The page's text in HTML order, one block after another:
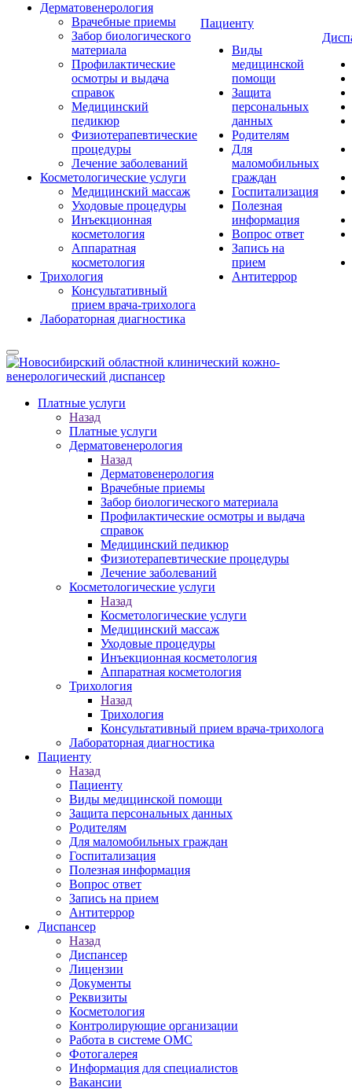
Дерматовенерология
Врачебные приемы
Забор биологического
материала
Профилактические
осмотры и выдача
справок
Медицинский
педикюр
Физиотерапевтические
процедуры
Лечение заболеваний
Косметологические услуги
Медицинский массаж
Уходовые процедуры
Инъекционная
косметология
Аппаратная
косметология
Трихология
Консультативный
прием врача-трихолога
Лабораторная диагностика
Пациенту
Виды
медицинской
помощи
Защита
персональных
данных
Родителям
Для
маломобильных
граждан
Госпитализация
Полезная
информация
Вопрос ответ
Запись на
прием
Антитеррор
Платные услуги
Назад
Платные услуги
Дерматовенерология
Назад
Дерматовенерология
Врачебные приемы
Забор биологического материала
Профилактические осмотры и выдача
справок
Медицинский педикюр
Физиотерапевтические процедуры
Лечение заболеваний
Косметологические услуги
Назад
Косметологические услуги
Медицинский массаж
Уходовые процедуры
Инъекционная косметология
Аппаратная косметология
Трихология
Назад
Трихология
Консультативный прием врача-трихолога
Лабораторная диагностика
Пациенту
Назад
Пациенту
Виды медицинской помощи
Защита персональных данных
Родителям
Для маломобильных граждан
Госпитализация
Полезная информация
Вопрос ответ
Запись на прием
Антитеррор
Диспансер
Назад
Диспансер
Лицензии
Документы
Реквизиты
Косметология
Контролирующие организации
Работа в системе ОМС
Фотогалерея
Информация для специалистов
Вакансии